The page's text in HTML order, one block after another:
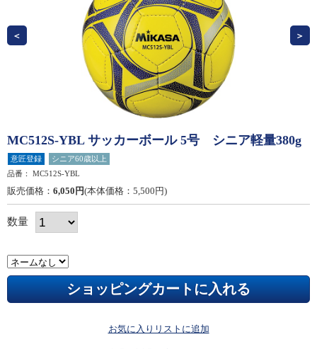
MC512S-YBL サッカーボール 5号 シニア軽量380g
意匠登録
シニア60歳以上
品番：
MC512S-YBL
販売価格： 6,050円(本体価格：5,500円)
数量
お気に入りリストに追加